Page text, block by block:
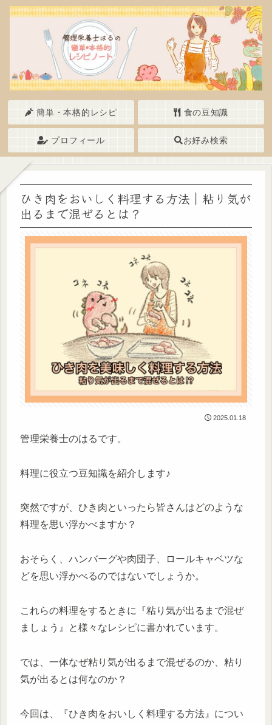
簡単・本格的レシピ 食の豆知識
プロフィール お好み検索
ひき肉をおいしく料理する方法｜粘り気が
出るまで混ぜるとは？
2025.01.18
管理栄養士のはるです。
料理に役立つ豆知識を紹介します♪
突然ですが、ひき肉といったら皆さんはどのような
料理を思い浮かべますか？
おそらく、ハンバーグや肉団子、ロールキャベツな
どを思い浮かべるのではないでしょうか。
これらの料理をするときに『粘り気が出るまで混ぜ
ましょう』と様々なレシピに書かれています。
では、一体なぜ粘り気が出るまで混ぜるのか、粘り
気が出るとは何なのか？
今回は、『ひき肉をおいしく料理する方法』につい